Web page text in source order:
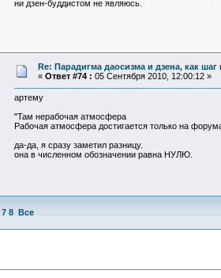
ни дзен-буддистом не являюсь.
Re: Парадигма даосизма и дзена, как
« Ответ #74 : 05 Сентября 2010, 12:00:12 »
артему
"Там нерабочая атмосфера
Рабочая атмосфера достигается только на
да-да, я сразу заметил разницу.
она в численном обозначении равна НУЛЮ.
7 8 Все